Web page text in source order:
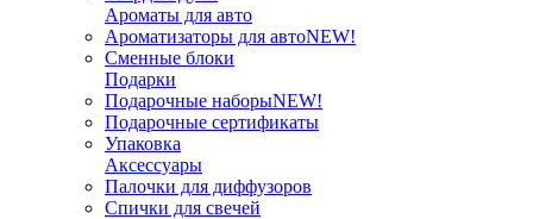
Ароматы для авто
Ароматизаторы для автоNEW!
Сменные блоки
Подарки
Подарочные наборыNEW!
Подарочные сертификаты
Упаковка
Аксессуары
Палочки для диффузоров
Спички для свечей